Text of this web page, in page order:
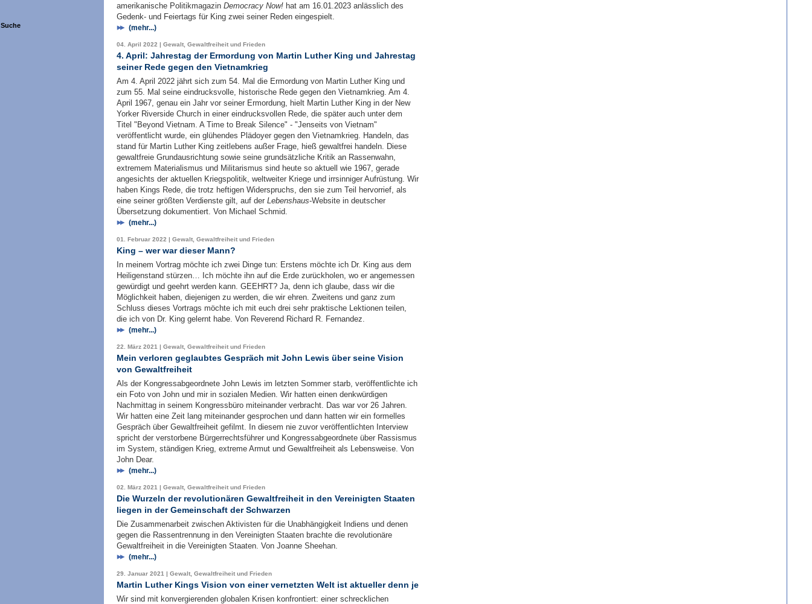
Suche
amerikanische Politikmagazin Democracy Now! hat am 16.01.2023 anlässlich des
Gedenk- und Feiertags für King zwei seiner Reden eingespielt.
(mehr...)
04. April 2022 | Gewalt, Gewaltfreiheit und Frieden
4. April: Jahrestag der Ermordung von Martin Luther King und Jahrestag
seiner Rede gegen den Vietnamkrieg
Am 4. April 2022 jährt sich zum 54. Mal die Ermordung von Martin Luther King und
zum 55. Mal seine eindrucksvolle, historische Rede gegen den Vietnamkrieg. Am 4.
April 1967, genau ein Jahr vor seiner Ermordung, hielt Martin Luther King in der New
Yorker Riverside Church in einer eindrucksvollen Rede, die später auch unter dem
Titel "Beyond Vietnam. A Time to Break Silence" - "Jenseits von Vietnam"
veröffentlicht wurde, ein glühendes Plädoyer gegen den Vietnamkrieg. Handeln, das
stand für Martin Luther King zeitlebens außer Frage, hieß gewaltfrei handeln. Diese
gewaltfreie Grundausrichtung sowie seine grundsätzliche Kritik an Rassenwahn,
extremem Materialismus und Militarismus sind heute so aktuell wie 1967, gerade
angesichts der aktuellen Kriegspolitik, weltweiter Kriege und irrsinniger Aufrüstung. Wir
haben Kings Rede, die trotz heftigen Widerspruchs, den sie zum Teil hervorrief, als
eine seiner größten Verdienste gilt, auf der Lebenshaus-Website in deutscher
Übersetzung dokumentiert. Von Michael Schmid.
(mehr...)
01. Februar 2022 | Gewalt, Gewaltfreiheit und Frieden
King – wer war dieser Mann?
In meinem Vortrag möchte ich zwei Dinge tun: Erstens möchte ich Dr. King aus dem
Heiligenstand stürzen… Ich möchte ihn auf die Erde zurückholen, wo er angemessen
gewürdigt und geehrt werden kann. GEEHRT? Ja, denn ich glaube, dass wir die
Möglichkeit haben, diejenigen zu werden, die wir ehren. Zweitens und ganz zum
Schluss dieses Vortrags möchte ich mit euch drei sehr praktische Lektionen teilen,
die ich von Dr. King gelernt habe. Von Reverend Richard R. Fernandez.
(mehr...)
22. März 2021 | Gewalt, Gewaltfreiheit und Frieden
Mein verloren geglaubtes Gespräch mit John Lewis über seine Vision
von Gewaltfreiheit
Als der Kongressabgeordnete John Lewis im letzten Sommer starb, veröffentlichte ich
ein Foto von John und mir in sozialen Medien. Wir hatten einen denkwürdigen
Nachmittag in seinem Kongressbüro miteinander verbracht. Das war vor 26 Jahren.
Wir hatten eine Zeit lang miteinander gesprochen und dann hatten wir ein formelles
Gespräch über Gewaltfreiheit gefilmt. In diesem nie zuvor veröffentlichten Interview
spricht der verstorbene Bürgerrechtsführer und Kongressabgeordnete über Rassismus
im System, ständigen Krieg, extreme Armut und Gewaltfreiheit als Lebensweise. Von
John Dear.
(mehr...)
02. März 2021 | Gewalt, Gewaltfreiheit und Frieden
Die Wurzeln der revolutionären Gewaltfreiheit in den Vereinigten Staaten
liegen in der Gemeinschaft der Schwarzen
Die Zusammenarbeit zwischen Aktivisten für die Unabhängigkeit Indiens und denen
gegen die Rassentrennung in den Vereinigten Staaten brachte die revolutionäre
Gewaltfreiheit in die Vereinigten Staaten. Von Joanne Sheehan.
(mehr...)
29. Januar 2021 | Gewalt, Gewaltfreiheit und Frieden
Martin Luther Kings Vision von einer vernetzten Welt ist aktueller denn je
Wir sind mit konvergierenden globalen Krisen konfrontiert: einer schrecklichen